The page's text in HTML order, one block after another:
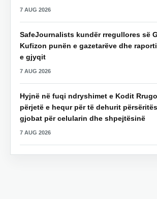
7 AUG 2026
SafeJournalists kundër rregullores së
Kufizon punën e gazetarëve dhe
e gjyqit
7 AUG 2026
Hyjnë në fuqi ndryshimet e Kodit
përjetë e hequr për të dehurit
gjobat për celularin dhe shpejtësinë
7 AUG 2026